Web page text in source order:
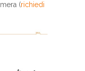
(richiedi